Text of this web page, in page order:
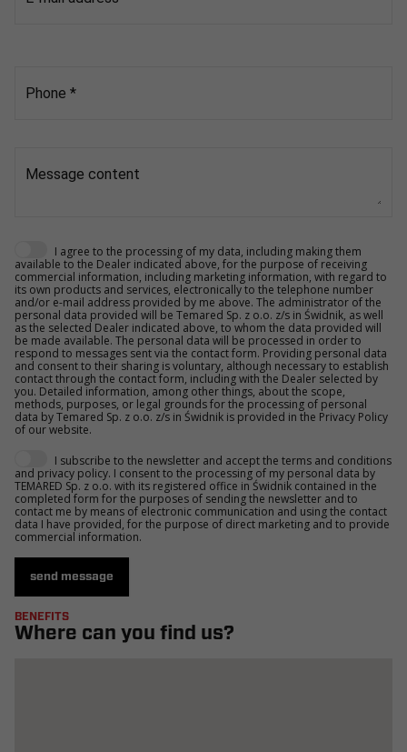
Phone *
Message content
I agree to the processing of my data, including making them
available to the Dealer indicated above, for the purpose of receiving
commercial information, including marketing information, with regard to
its own products and services, electronically to the telephone number
and/or e-mail address provided by me above. The administrator of the
personal data provided will be Temared Sp. z o.o. z/s in Świdnik, as well
as the selected Dealer indicated above, to whom the data provided will
be made available. The personal data will be processed in order to
respond to messages sent via the contact form. Providing personal data
and consent to their sharing is voluntary, although necessary to establish
contact through the contact form, including with the Dealer selected by
you. Detailed information, among other things, about the scope,
methods, purposes, or legal grounds for the processing of personal
data by Temared Sp. z o.o. z/s in Świdnik is provided in the Privacy Policy
of our website.
I subscribe to the newsletter and accept the terms and conditions
and privacy policy. I consent to the processing of my personal data by
TEMARED Sp. z o.o. with its registered office in Świdnik contained in the
completed form for the purposes of sending the newsletter and to
contact me by means of electronic communication and using the contact
data I have provided, for the purpose of direct marketing and to provide
commercial information.
send message
BENEFITS
Where can you find us?